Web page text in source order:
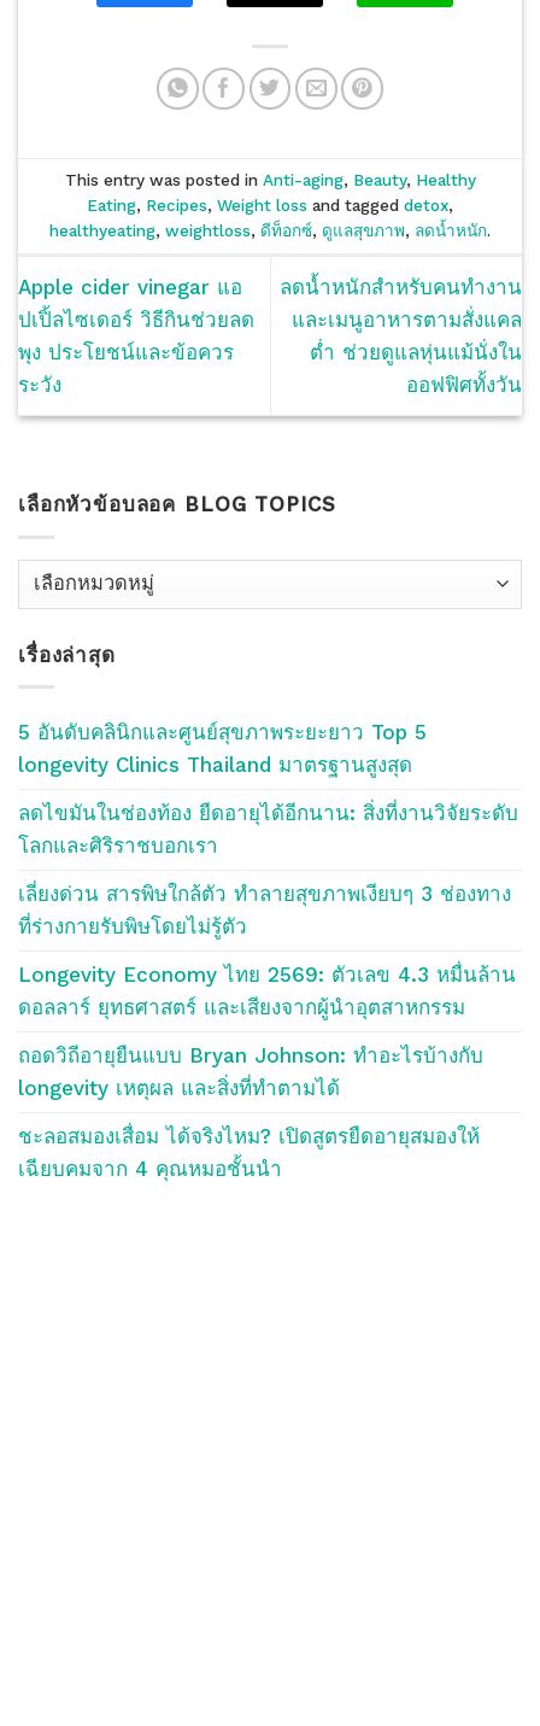
This entry was posted in Anti-aging, Beauty, Healthy
Eating, Recipes, Weight loss and tagged detox,
healthyeating, weightloss, ดีท็อกซ์, ดูแลสุขภาพ, ลดน้ำหนัก.
Apple cider vinegar แอ
ปเปิ้ลไซเดอร์ วิธีกินช่วยลด
พุง ประโยชน์และข้อควร
ระวัง
ลดน้ำหนักสำหรับคนทำงาน
และเมนูอาหารตามสั่งแคล
ต่ำ ช่วยดูแลหุ่นแม้นั่งใน
ออฟฟิศทั้งวัน
เลือกหัวข้อบลอค BLOG TOPICS
เลือก
บลอค
Blog
Topics
เรื่องล่าสุด
5 อันดับคลินิกและศูนย์สุขภาพระยะยาว Top 5
longevity Clinics Thailand มาตรฐานสูงสุด
ลดไขมันในช่องท้อง ยืดอายุได้อีกนาน: สิ่งที่งานวิจัยระดับ
โลกและศิริราชบอกเรา
เลี่ยงด่วน สารพิษใกล้ตัว ทำลายสุขภาพเงียบๆ 3 ช่องทาง
ที่ร่างกายรับพิษโดยไม่รู้ตัว
Longevity Economy ไทย 2569: ตัวเลข 4.3 หมื่นล้าน
ดอลลาร์ ยุทธศาสตร์ และเสียงจากผู้นำอุตสาหกรรม
ถอดวิถีอายุยืนแบบ Bryan Johnson: ทำอะไรบ้างกับ
longevity เหตุผล และสิ่งที่ทำตามได้
ชะลอสมองเสื่อม ได้จริงไหม? เปิดสูตรยืดอายุสมองให้
เฉียบคมจาก 4 คุณหมอชั้นนำ